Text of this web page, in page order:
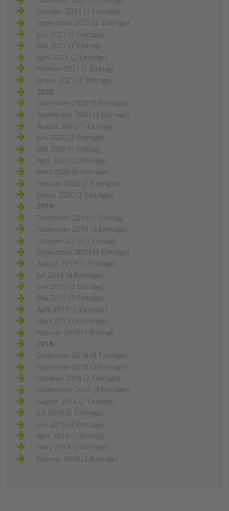
Oktober 2021 (3 Einträge)
September 2021 (2 Einträge)
Juni 2021 (2 Einträge)
Mai 2021 (1 Eintrag)
April 2021 (2 Einträge)
Februar 2021 (1 Eintrag)
Januar 2021 (2 Einträge)
2020
Dezember 2020 (3 Einträge)
September 2020 (2 Einträge)
August 2020 (1 Eintrag)
Juni 2020 (2 Einträge)
Mai 2020 (1 Eintrag)
April 2020 (2 Einträge)
März 2020 (6 Einträge)
Februar 2020 (2 Einträge)
Januar 2020 (2 Einträge)
2019
Dezember 2019 (1 Eintrag)
November 2019 (4 Einträge)
Oktober 2019 (1 Eintrag)
September 2019 (3 Einträge)
August 2019 (3 Einträge)
Juli 2019 (4 Einträge)
Juni 2019 (3 Einträge)
Mai 2019 (3 Einträge)
April 2019 (2 Einträge)
März 2019 (3 Einträge)
Februar 2019 (1 Eintrag)
2018
Dezember 2018 (3 Einträge)
November 2018 (3 Einträge)
Oktober 2018 (2 Einträge)
September 2018 (3 Einträge)
August 2018 (2 Einträge)
Juli 2018 (2 Einträge)
Juni 2018 (2 Einträge)
April 2018 (1 Eintrag)
März 2018 (2 Einträge)
Februar 2018 (2 Einträge)